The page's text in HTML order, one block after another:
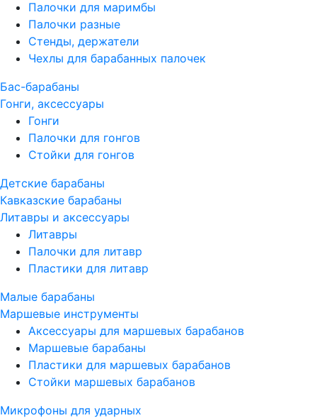
Палочки для маримбы
Палочки разные
Стенды, держатели
Чехлы для барабанных палочек
Бас-барабаны
Гонги, аксессуары
Гонги
Палочки для гонгов
Стойки для гонгов
Детские барабаны
Кавказские барабаны
Литавры и аксессуары
Литавры
Палочки для литавр
Пластики для литавр
Малые барабаны
Маршевые инструменты
Аксессуары для маршевых барабанов
Маршевые барабаны
Пластики для маршевых барабанов
Стойки маршевых барабанов
Микрофоны для ударных